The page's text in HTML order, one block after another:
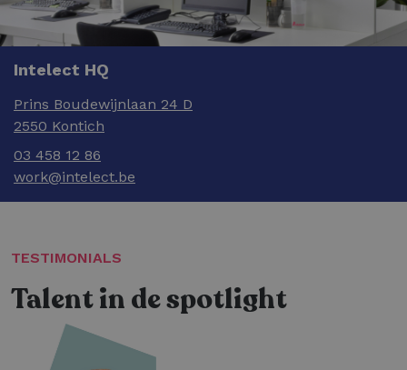
Intelect HQ
Prins Boudewijnlaan 24 D
2550 Kontich
03 458 12 86
work@intelect.be
TESTIMONIALS
Talent in de spotlight